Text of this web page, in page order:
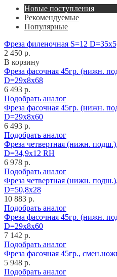
Новые поступления
Рекомендуемые
Популярные
Фреза филеночная S=12
2 450 р.
В корзину
Фреза фасочная 45гр. (нижн.
D=29x8x68
6 493 р.
Подобрать аналог
Фреза фасочная 45гр. (нижн.
D=29x8x60
6 493 р.
Подобрать аналог
Фреза четвертная (нижн.
D=34,9x12 RH
6 978 р.
Подобрать аналог
Фреза четвертная (нижн.
D=50,8x28
10 883 р.
Подобрать аналог
Фреза фасочная 45гр. (нижн.
D=29x8x60
7 142 р.
Подобрать аналог
Фреза фасочная 45гр.,
5 948 р.
Подобрать аналог